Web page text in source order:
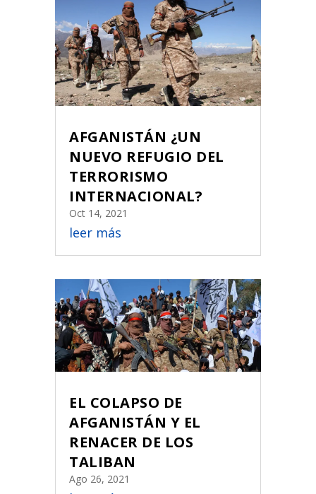
AFGANISTÁN ¿UN
NUEVO REFUGIO DEL
TERRORISMO
INTERNACIONAL?
Oct 14, 2021
leer más
EL COLAPSO DE
AFGANISTÁN Y EL
RENACER DE LOS
TALIBAN
Ago 26, 2021